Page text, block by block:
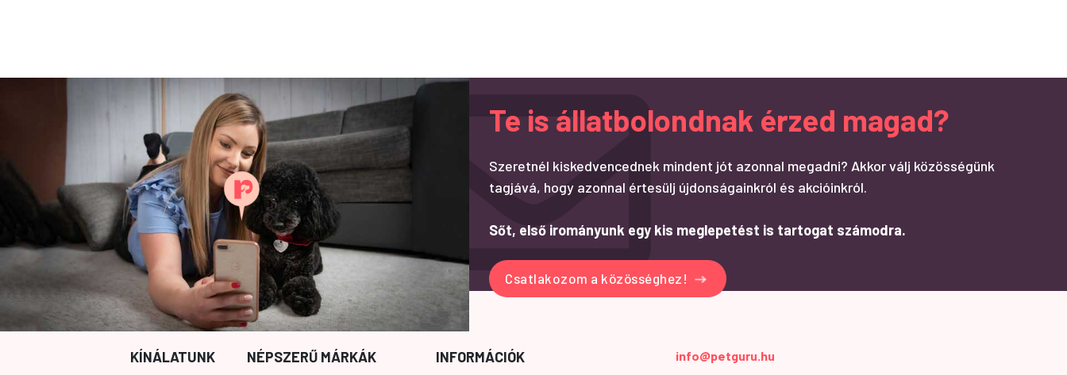
Te is állatbolondnak érzed magad?
Szeretnél kiskedvencednek mindent jót azonnal megadni? Akkor válj közösségünk
tagjává, hogy azonnal értesülj újdonságainkról és akcióinkról.
Sőt, első irományunk egy kis meglepetést is tartogat számodra.
Csatlakozom a közösséghez!
KÍNÁLATUNK NÉPSZERŰ MÁRKÁK INFORMÁCIÓK
info@petguru.hu